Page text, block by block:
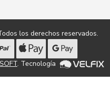
los derechos reservados.
. Tecnología